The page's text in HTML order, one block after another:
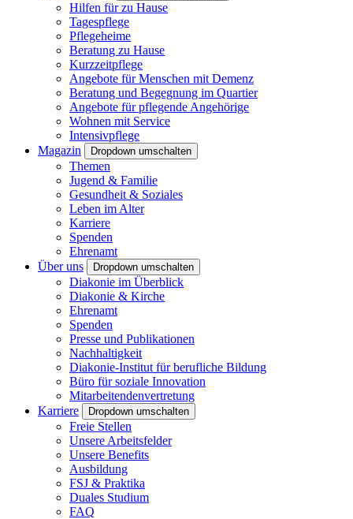
Hilfen für zu Hause
Tagespflege
Pflegeheime
Beratung zu Hause
Kurzzeitpflege
Angebote für Menschen mit Demenz
Beratung und Begegnung im Quartier
Angebote für pflegende Angehörige
Wohnen mit Service
Intensivpflege
Magazin
Dropdown umschalten
Themen
Jugend & Familie
Gesundheit & Soziales
Leben im Alter
Karriere
Spenden
Ehrenamt
Über uns
Dropdown umschalten
Diakonie im Überblick
Diakonie & Kirche
Ehrenamt
Spenden
Presse und Publikationen
Nachhaltigkeit
Diakonie-Institut für berufliche Bildung
Büro für soziale Innovation
Mitarbeitendenvertretung
Karriere
Dropdown umschalten
Freie Stellen
Unsere Arbeitsfelder
Unsere Benefits
Ausbildung
FSJ & Praktika
Duales Studium
FAQ